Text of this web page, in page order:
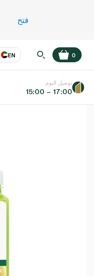
فتح
EN
عر
0
توصيل اليوم
15:00 – 17:00